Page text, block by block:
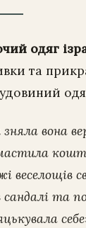
одяг
та
вона
веселощів
сандалі та
себе